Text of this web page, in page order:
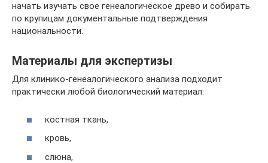
начать изучать свое генеалогическое древо и собирать
по крупицам документальные подтверждения
национальности.
Материалы для экспертизы
Для клинико-генеалогического анализа подходит
практически любой биологический материал:
костная ткань,
кровь,
слюна,